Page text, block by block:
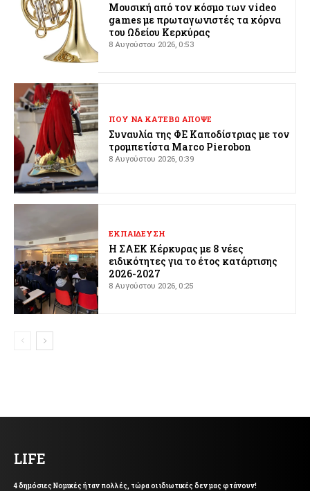
Μουσική από τον κόσμο των video
games με πρωταγωνιστές τα κόρνα
του Ωδείου Κερκύρας
8 Αυγούστου 2026, 0:53
ΠΟΥ ΝΑ ΚΑΤΕΒΩ ΑΠΟΨΕ
Συναυλία της ΦΕ Καποδίστριας με τον
τρομπετίστα Marco Pierobon
8 Αυγούστου 2026, 0:39
ΕΚΠΑΙΔΕΥΣΗ
Η ΣΑΕΚ Κέρκυρας με 8 νέες
ειδικότητες για το έτος κατάρτισης
2026-2027
8 Αυγούστου 2026, 0:25
LIFE
4 δημόσιες Νομικές ήταν πολλές, τώρα οι ιδιωτικές δεν μας φτάνουν!